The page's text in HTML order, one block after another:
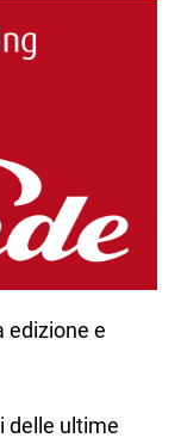
edizione e
delle ultime